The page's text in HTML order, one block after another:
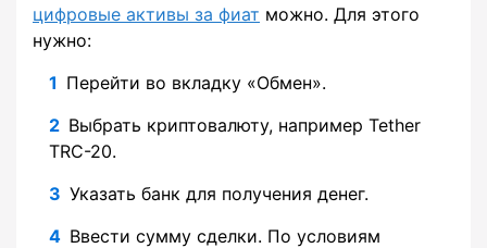
цифровые активы за фиат можно. Для этого
нужно:
Перейти во вкладку «Обмен».
Выбрать криптовалюту, например Tether
TRC-20.
Указать банк для получения денег.
Ввести сумму сделки. По условиям